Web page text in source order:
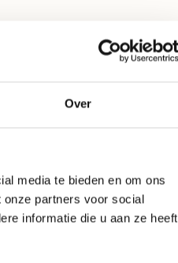
Over
media te bieden en om ons
partners voor social
informatie die u aan ze heeft